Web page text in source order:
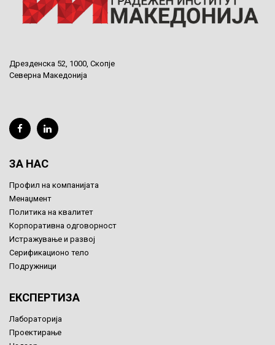
Дрезденска 52, 1000, Скопје
Северна Македонија
ЗА НАС
Профил на компанијата
Менаџмент
Политика на квалитет
Корпоративна одговорност
Истражување и развој
Серификационо тело
Подружници
ЕКСПЕРТИЗА
Лабораторија
Проектирање